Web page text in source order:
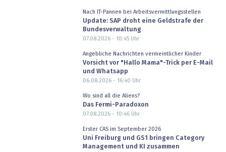
Nach IT-Pannen bei Arbeitsvermittlungsstellen
Update: SAP droht eine Geldstrafe der
Bundesverwaltung
07.08.2026 - 10:45Uhr
Angebliche Nachrichten vermeintlicher Kinder
Vorsicht vor "Hallo Mama"-Trick per E-Mail
und Whatsapp
06.08.2026 - 16:40 Uhr
Wo sind all die Aliens?
Das Fermi-Paradoxon
07.08.2026 - 10:46Uhr
Erster CAS im September 2026
Uni Freiburg und GS1 bringen Category
Management und KI zusammen